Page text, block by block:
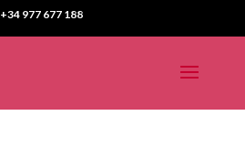
+34 977 677 188